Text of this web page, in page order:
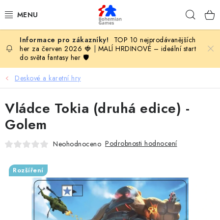
na
KOMPLETNÍ NABÍDKA HER
PODLE VĚKU
BLOG
VYDAVATELSTVÍ DESKOVÝCH HER
OLOHRANÍ
B2B SEKCE
TOP 10 nejprodávanějších
her za červen 2026 🍓
MALÍ HRDINOVÉ – ideální start
do světa fantasy her 🛡️
Deskové a karetní hry
Vládce Tokia (druhá edice) -
Golem
Neohodnoceno Podrobnosti hodnocení
Rozšíření